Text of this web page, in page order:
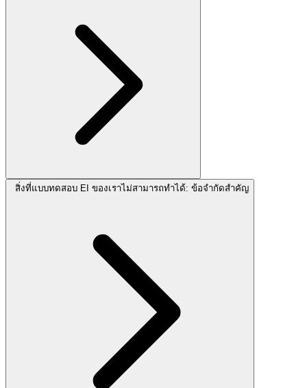
สิ่งที่แบบทดสอบ EI ของเราไม่สามารถทำได้: ข้อจำกัดสำคัญ